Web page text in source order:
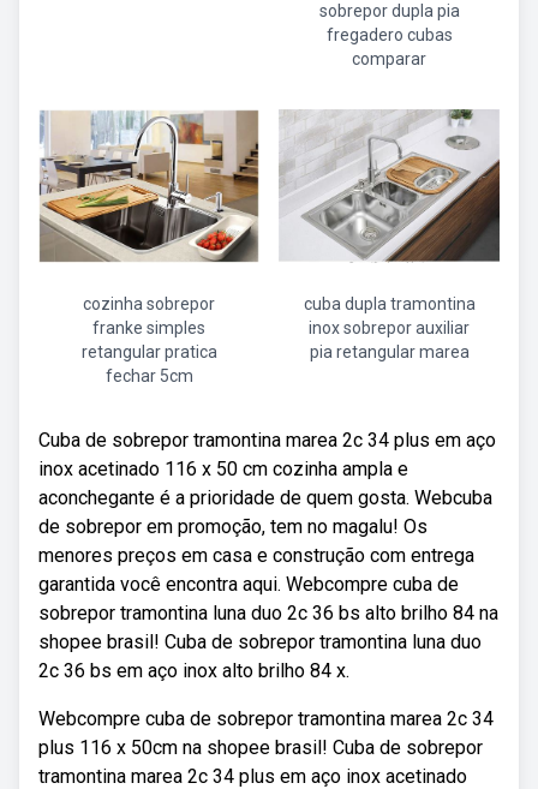
sobrepor dupla pia
fregadero cubas
comparar
cozinha sobrepor
franke simples
retangular pratica
fechar 5cm
cuba dupla tramontina
inox sobrepor auxiliar
pia retangular marea
Cuba de sobrepor tramontina marea 2c 34 plus em aço
inox acetinado 116 x 50 cm cozinha ampla e
aconchegante é a prioridade de quem gosta. Webcuba
de sobrepor em promoção, tem no magalu! Os
menores preços em casa e construção com entrega
garantida você encontra aqui. Webcompre cuba de
sobrepor tramontina luna duo 2c 36 bs alto brilho 84 na
shopee brasil! Cuba de sobrepor tramontina luna duo
2c 36 bs em aço inox alto brilho 84 x.
Webcompre cuba de sobrepor tramontina marea 2c 34
plus 116 x 50cm na shopee brasil! Cuba de sobrepor
tramontina marea 2c 34 plus em aço inox acetinado